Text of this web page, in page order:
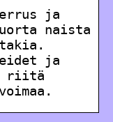
ja
naista
ja
riitä